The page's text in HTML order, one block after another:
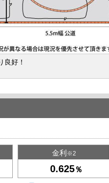
良好！
金利 ※2
％